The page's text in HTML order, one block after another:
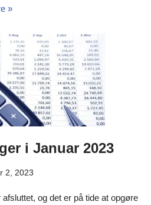
»
i Januar 2023
2, 2023
og det er på tide at opgøre